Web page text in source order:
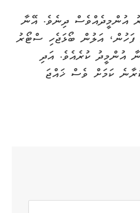
އުންމީދެއްވެސް ދިނެވެ. އޭނާ
ފަހުން، އަލުން ބޯޅަޖެހި ސްޓޯރު
އުންމީދު ކުރެއެވެ. އަދި
ކަމަށް ވެސް ޚައްޖަ